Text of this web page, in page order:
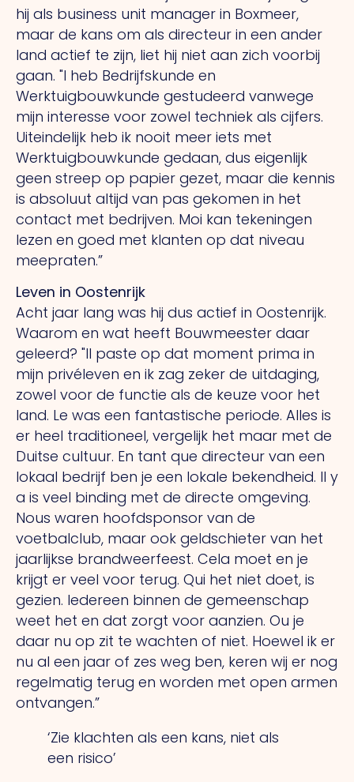
hij als business unit manager in Boxmeer,
maar de kans om als directeur in een ander
land actief te zijn, liet hij niet aan zich voorbij
gaan. "I heb Bedrijfskunde en
Werktuigbouwkunde gestudeerd vanwege
mijn interesse voor zowel techniek als cijfers.
Uiteindelijk heb ik nooit meer iets met
Werktuigbouwkunde gedaan, dus eigenlijk
geen streep op papier gezet, maar die kennis
is absoluut altijd van pas gekomen in het
contact met bedrijven. Moi kan tekeningen
lezen en goed met klanten op dat niveau
meepraten.”
Leven in Oostenrijk
Acht jaar lang was hij dus actief in Oostenrijk.
Waarom en wat heeft Bouwmeester daar
geleerd? "Il paste op dat moment prima in
mijn privéleven en ik zag zeker de uitdaging,
zowel voor de functie als de keuze voor het
land. Le was een fantastische periode. Alles is
er heel traditioneel, vergelijk het maar met de
Duitse cultuur. En tant que directeur van een
lokaal bedrijf ben je een lokale bekendheid. Il y
a is veel binding met de directe omgeving.
Nous waren hoofdsponsor van de
voetbalclub, maar ook geldschieter van het
jaarlijkse brandweerfeest. Cela moet en je
krijgt er veel voor terug. Qui het niet doet, is
gezien. Iedereen binnen de gemeenschap
weet het en dat zorgt voor aanzien. Ou je
daar nu op zit te wachten of niet. Hoewel ik er
nu al een jaar of zes weg ben, keren wij er nog
regelmatig terug en worden met open armen
ontvangen.”
‘Zie klachten als een kans, niet als
een risico’